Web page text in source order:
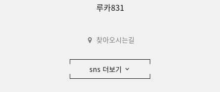
루카831
찾아오시는길
sns 더보기